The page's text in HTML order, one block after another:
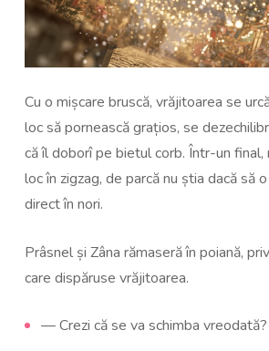
Cu o mișcare bruscă, vrăjitoarea se
loc să pornească grațios, se
că îl doborî pe bietul corb. Într-un final,
loc în zigzag, de parcă nu știa dacă să
direct în nori.
Prâsnel și Zâna rămaseră în poiană,
care dispăruse vrăjitoarea.
— Crezi că se va schimba